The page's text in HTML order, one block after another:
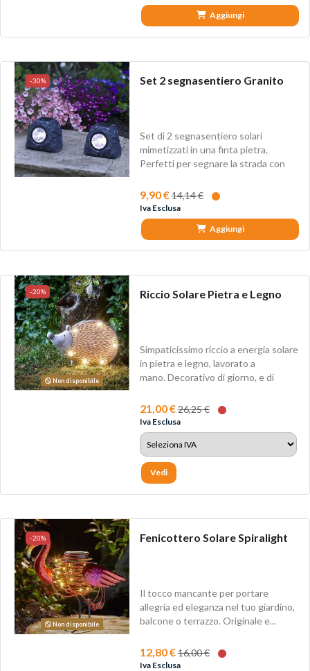
Aggiungi
-30% Set 2 segnasentiero Granito
Set di 2 segnasentiero solari
mimetizzati in una finta pietra.
Perfetti per segnare la strada con
9,90 €14,14 €
Iva Esclusa
Aggiungi
-20%
Non disponibile
Riccio Solare Pietra e Legno
Simpaticissimo riccio a energia solare
in pietra e legno, lavorato a
mano. Decorativo di giorno, e di
21,00 €26,25 €
Iva Esclusa
Vedi
-20%
Non disponibile
Fenicottero Solare Spiralight
Il tocco mancante per portare
allegria ed eleganza nel tuo giardino,
balcone o terrazzo. Originale e...
12,80 €16,00 €
Iva Esclusa